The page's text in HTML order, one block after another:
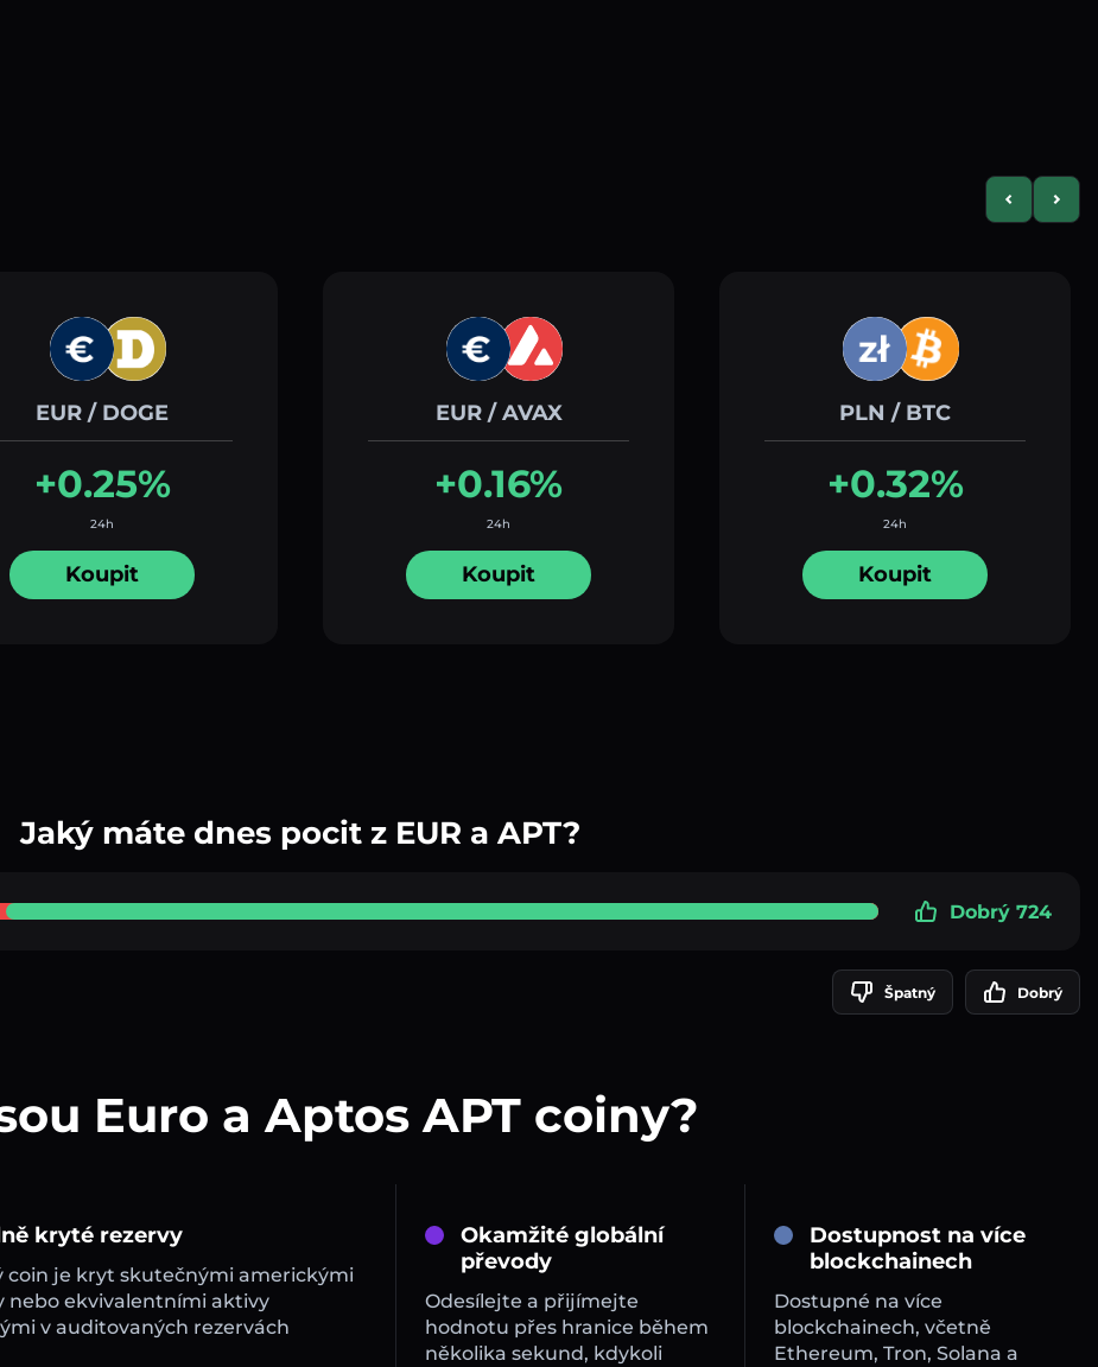
PreviousNext
EUR / DOGE
+0.25%
24h
Koupit
EUR / AVAX
+0.16%
24h
Koupit
PLN / BTC
+0.32%
24h
Koupit
Jaký máte dnes pocit z EUR a APT?
Dobrý 724
Špatný Dobrý
Euro a Aptos APT coiny?
kryté rezervy
coin je kryt skutečnými americkými
nebo ekvivalentními aktivy
v auditovaných rezervách
Okamžité globální
převody
Odesílejte a přijímejte
hodnotu přes hranice během
několika sekund, kdykoli
Dostupnost na více
blockchainech
Dostupné na více
blockchainech, včetně
Ethereum, Tron, Solana a